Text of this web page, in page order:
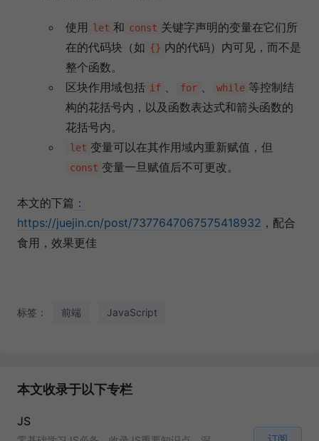
使用 let 和 const 关键字声明的变量在它们所
在的代码块（如 {} 内的代码）内可见，而不是
整个函数。
区块作用域包括 if 、 for 、 while 等控制结
构的花括号内，以及函数表达式和箭头函数的
花括号内。
let 变量可以在其作用域内重新赋值，但
const 变量一旦赋值后不可更改。
本文的下篇 ：
https://juejin.cn/post/7377647067575418932 ，配合
食用，效果更佳
标签： 前端 JavaScript
本文收录于以下专栏
JS
订阅